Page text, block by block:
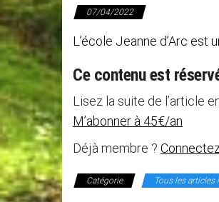
07/04/2022
L’école Jeanne d’Arc est
Ce contenu est
Lisez la suite de l’article
M’abonner à 45€/an
Déjà membre ?
Catégorie Tous les articles